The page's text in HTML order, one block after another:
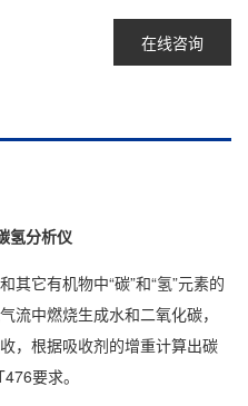
在线咨询
氢分析仪
它有机物中“碳”和“氢”元素的
流中燃烧生成水和二氧化碳，
，根据吸收剂的增重计算出碳
要求。